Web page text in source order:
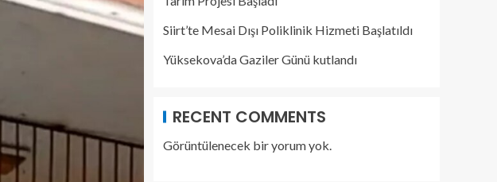
Siirt’te Mesai Dışı Poliklinik Hizmeti Başlatıldı
Yüksekova’da Gaziler Günü kutlandı
RECENT COMMENTS
Görüntülenecek bir yorum yok.